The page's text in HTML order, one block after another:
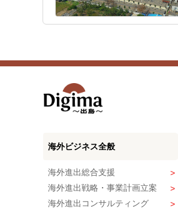
海外ビジネス全般
海外進出総合支援
海外進出戦略・事業計画立案
海外進出コンサルティング